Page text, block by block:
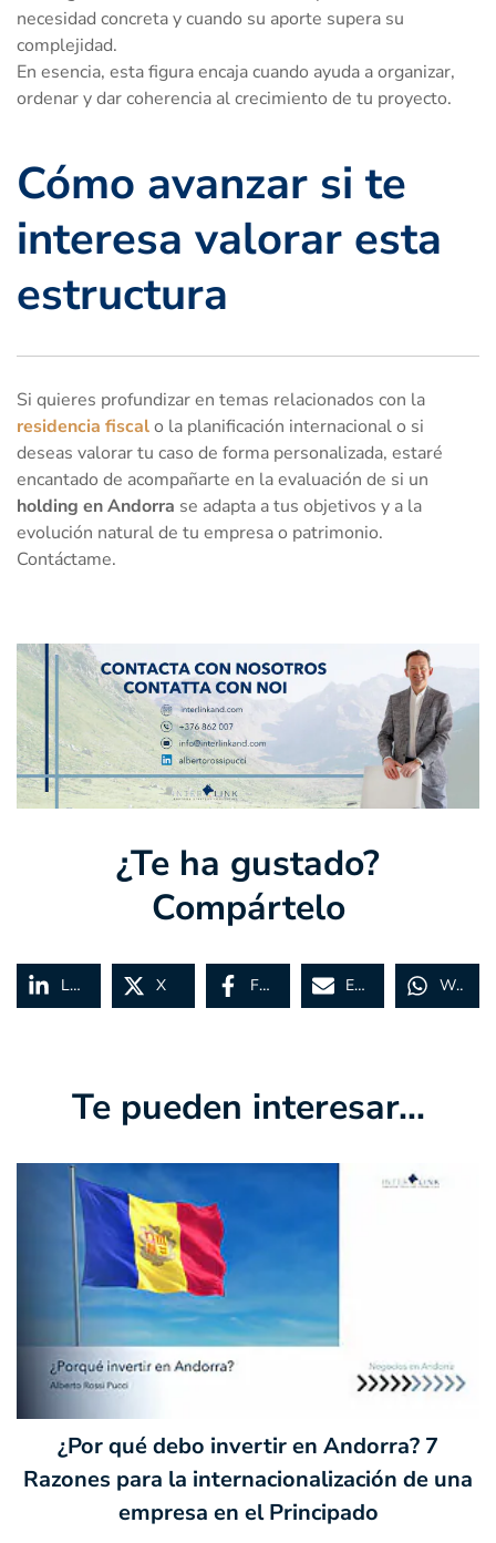
necesidad concreta y cuando su aporte supera su
complejidad.
En esencia, esta figura encaja cuando ayuda a organizar,
ordenar y dar coherencia al crecimiento de tu proyecto.
Cómo avanzar si te
interesa valorar esta
estructura
Si quieres profundizar en temas relacionados con la
residencia fiscalo la planificación internacional o si
deseas valorar tu caso de forma personalizada, estaré
encantado de acompañarte en la evaluación de si un
holding en Andorra se adapta a tus objetivos y a la
evolución natural de tu empresa o patrimonio.
Contáctame.
¿Te ha gustado?
Compártelo
LinkedIn X Facebook Email WhatsApp
Te pueden interesar...
¿Por qué debo invertir en Andorra? 7
Razones para la internacionalización de una
empresa en el Principado